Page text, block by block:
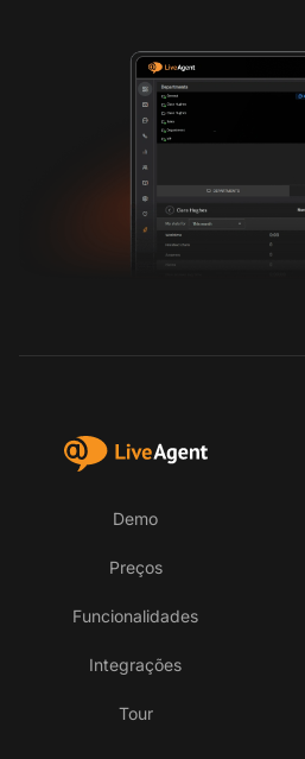
Demo
Preços
Funcionalidades
Integrações
Tour